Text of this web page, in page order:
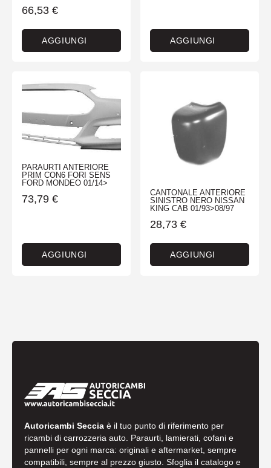
66,53 €
AGGIUNGI AGGIUNGI
PARAURTI ANTERIORE
PRIM CON6 FORI SENS
FORD MONDEO 01/14>
73,79 €
AGGIUNGI
CANTONALE ANTERIORE
SINISTRO NERO NISSAN
KING CAB 01/93>08/97
28,73 €
AGGIUNGI
Autoricambi Seccia è il tuo punto di riferimento per
ricambi di carrozzeria auto. Paraurti, lamierati, cofani e
pannelli per ogni marca: originali e aftermarket, sempre
compatibili, sempre al prezzo giusto. Sfoglia il catalogo e